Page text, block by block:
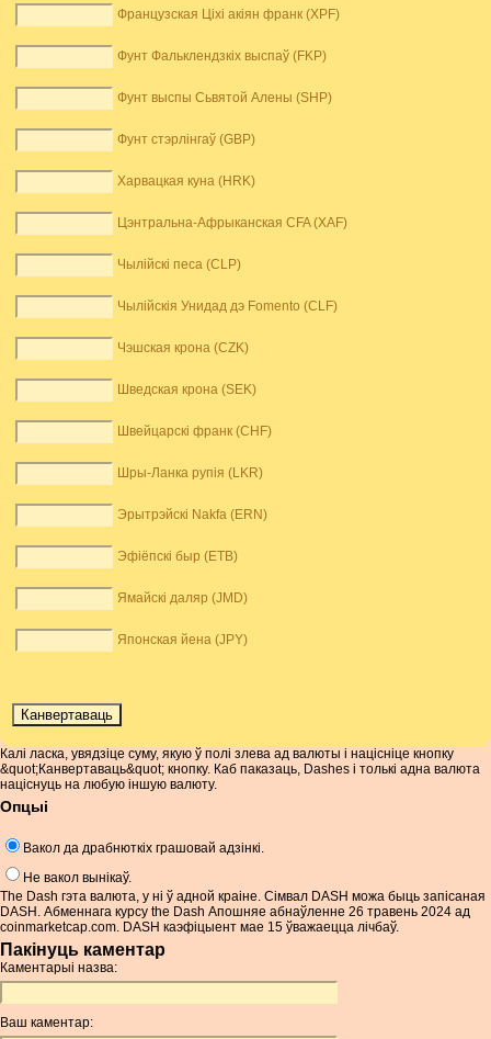
Французская Ціхі акіян франк (XPF)
Фунт Фальклендзкіх выспаў (FKP)
Фунт выспы Сьвятой Алены (SHP)
Фунт стэрлінгаў (GBP)
Харвацкая куна (HRK)
Цэнтральна-Афрыканская CFA (XAF)
Чылійскі песа (CLP)
Чылійскія Унидад дэ Fomento (CLF)
Чэшская крона (CZK)
Шведская крона (SEK)
Швейцарскі франк (CHF)
Шры-Ланка рупія (LKR)
Эрытрэйскі Nakfa (ERN)
Эфіёпскі быр (ETB)
Ямайскі даляр (JMD)
Японская йена (JPY)
Калі ласка, увядзіце суму, якую ў полі злева ад валюты і націсніце кнопку
&quot;Канвертаваць&quot; кнопку. Каб паказаць, Dashes і толькі адна валюта
націснуць на любую іншую валюту.
Опцыі
Вакол да драбнюткіх грашовай адзінкі.
Не вакол вынікаў.
The Dash гэта валюта, у ні ў адной краіне. Сімвал DASH можа быць запісаная
DASH. Абменнага курсу the Dash Апошняе абнаўленне 26 травень 2024 ад
coinmarketcap.com. DASH каэфіцыент мае 15 ўважаецца лічбаў.
Пакінуць каментар
Каментарыі назва:
Ваш каментар: